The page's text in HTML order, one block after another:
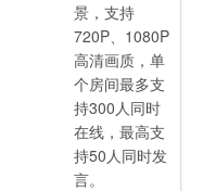
景，支持
720P、1080P
高清画质，单
个房间最多支
持300人同时
在线，最高支
持50人同时发
言。